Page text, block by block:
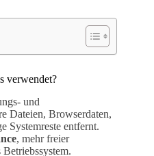
verwendet?
und
Dateien, Browserdaten,
Systemreste entfernt.
, mehr freier